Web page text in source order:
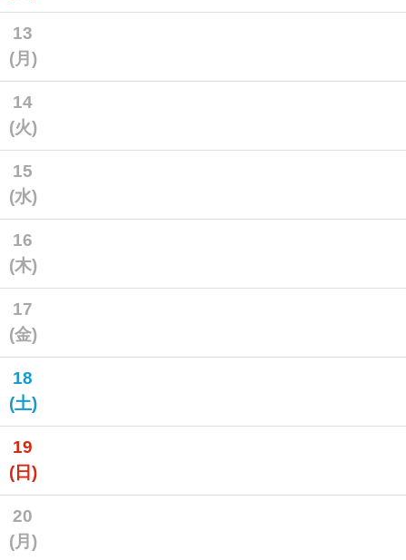
13
(月)
14
(火)
15
(水)
16
(木)
17
(金)
18
(土)
19
(日)
20
(月)